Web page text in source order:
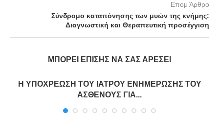
Επομ Άρθρο
Σύνδρομο καταπόνησης των μυών της κνήμης:
Διαγνωστική και Θεραπευτική προσέγγιση
ΜΠΟΡΕΊ ΕΠΊΣΗΣ ΝΑ ΣΑΣ ΑΡΈΣΕΙ
Η ΥΠΟΧΡΕΩΣΗ ΤΟΥ ΙΑΤΡΟΥ ΕΝΗΜΕΡΩΣΗΣ ΤΟΥ
ΑΣΘΕΝΟΥΣ ΓΙΑ...